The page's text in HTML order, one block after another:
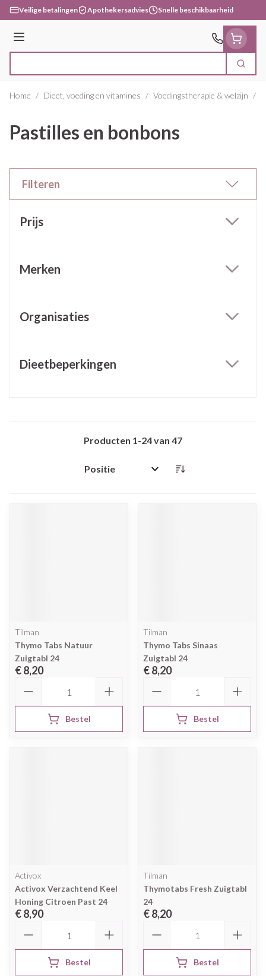
Ga naar de inhoud
Veilige betalingen Apothekersadvies Snelle beschikbaarheid
Menu
Zoek
Home / Dieet, voeding en vitamines / Voedingstherapie & welzijn /
Pastilles en bonbons
Filteren
Prijs
Merken
Organisaties
Dieetbeperkingen
Producten 1-24van 47
Sorteer op:
Tilman
Thymo Tabs Natuur
Zuigtabl 24
€ 8,20
Bestel
Tilman
Thymo Tabs Sinaas
Zuigtabl 24
€ 8,20
Bestel
Activox
Activox Verzachtend Keel
Honing Citroen Past 24
€ 8,90
Bestel
Tilman
Thymotabs Fresh Zuigtabl
24
€ 8,20
Bestel